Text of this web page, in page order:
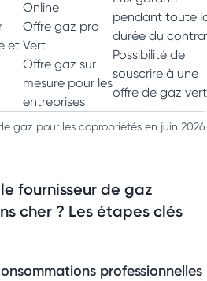
et
Online
Offre gaz pro
Vert
Offre gaz sur
mesure pour les
entreprises
pendant toute
durée du
Possibilité de
souscrire à une
offre de gaz vert
gaz pour les copropriétés en juin 2026
fournisseur de gaz
cher ? Les étapes clés
professionnelles